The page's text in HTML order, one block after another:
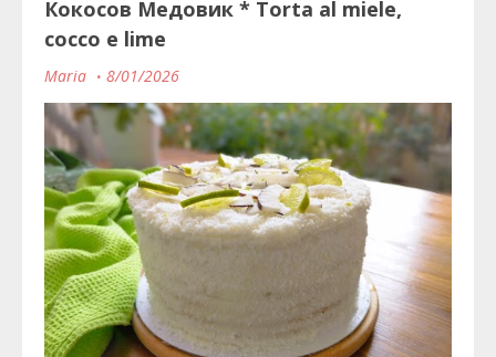
Кокосов Медовик * Torta al miele,
cocco e lime
Maria 8/01/2026